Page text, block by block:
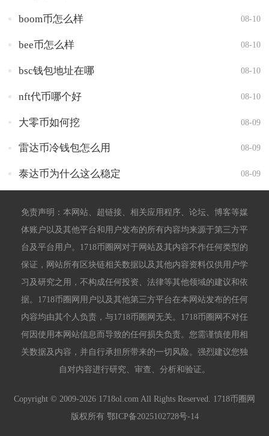
boom币怎么样 08-10
bee币怎么样 08-10
bsc钱包地址在哪 08-10
nft代币哪个好 08-10
大零币如何挖 08-09
雷达币冷钱包怎么用 08-09
泰达币为什么这么稳定 08-09
免责声明：本网站、超链接、相关应用程序、论坛、博客等媒
体账户以及其他平台和用户发布的所有内容均来源于第三方平
台及平台用户。1718币圈网对于网站及其内容不作任何类型的
保证，网站所有区块链相关数据以及其他内容资料仅供用户学
习及研究之用，不构成任何投资、法律等其他领域的建议和依
据。1718币圈网用户以及其他第三方平台在本网站发布的任何
内容均由其个人负责，与1718币圈网无关。1718币圈网不对任
何因使用本网站信息而导致的任何损失负责。您需谨慎使用相
关数据及内容，并自行承担所带来的一切风险。强烈建议您独
自对内容进行研究、审查、分析和验证。
Copyright © 2009-2026 1718ol.com All Rights Reserved. 1718币圈网
版权所有 鄂ICP备2025102728号-14